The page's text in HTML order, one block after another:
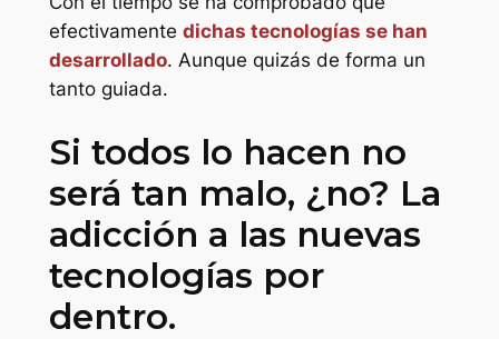
efectivamente dichas tecnologías se han
desarrollado. Aunque quizás de forma un
tanto guiada.
Si todos lo hacen no
será tan malo, ¿no? La
adicción a las nuevas
tecnologías por
dentro.